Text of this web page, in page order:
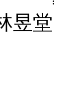
昱堂